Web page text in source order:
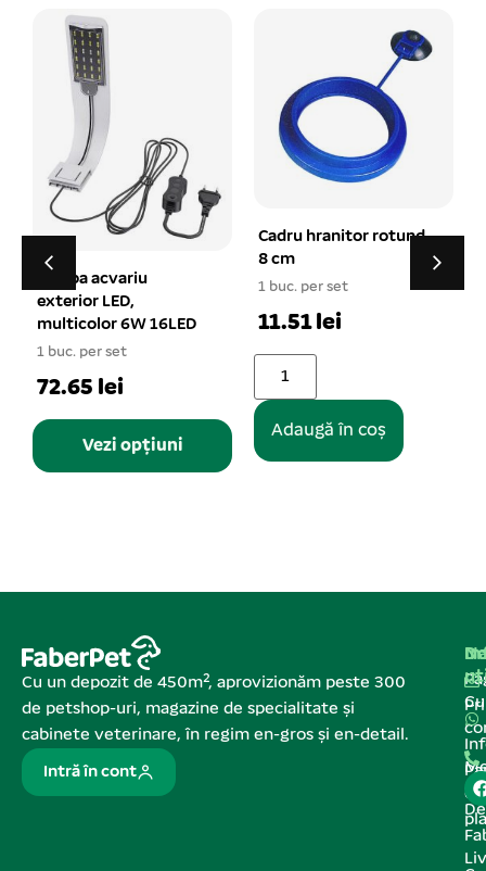
Cadru hranitor rotund
8 cm
1 buc. per set
11.51 lei
Plante artificiale
acvariu 4″ – 10 cm
8/set
1 buc. per set
Cu un depozit de 450m², aprovizionăm peste 300
de petshop-uri, magazine de specialitate și
cabinete veterinare, în regim en-gros și en-detail.
Intră în cont
de